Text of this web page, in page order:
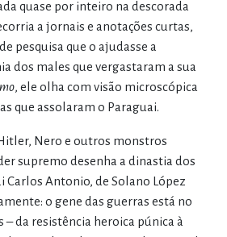
quase por inteiro na descorada
a jornais e anotações curtas,
pesquisa que o ajudasse a
dos males que vergastaram a sua
, ele olha com visão microscópica
que assolaram o Paraguai.
Nero e outros monstros
supremo desenha a dinastia dos
Carlos Antonio, de Solano López
o gene das guerras está no
– da resistência heroica púnica à